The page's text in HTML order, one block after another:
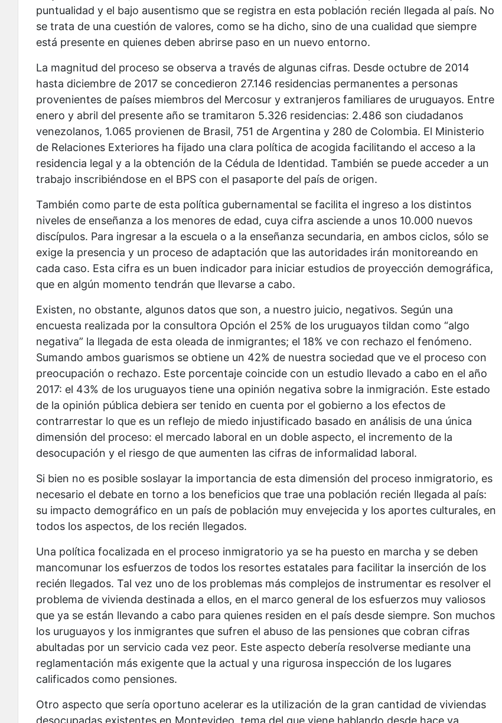
puntualidad y el bajo ausentismo que se registra en esta población recién llegada al país. No
se trata de una cuestión de valores, como se ha dicho, sino de una cualidad que siempre
está presente en quienes deben abrirse paso en un nuevo entorno.
La magnitud del proceso se observa a través de algunas cifras. Desde octubre de 2014
hasta diciembre de 2017 se concedieron 27.146 residencias permanentes a personas
provenientes de países miembros del Mercosur y extranjeros familiares de uruguayos. Entre
enero y abril del presente año se tramitaron 5.326 residencias: 2.486 son ciudadanos
venezolanos, 1.065 provienen de Brasil, 751 de Argentina y 280 de Colombia. El Ministerio
de Relaciones Exteriores ha fijado una clara política de acogida facilitando el acceso a la
residencia legal y a la obtención de la Cédula de Identidad. También se puede acceder a un
trabajo inscribiéndose en el BPS con el pasaporte del país de origen.
También como parte de esta política gubernamental se facilita el ingreso a los distintos
niveles de enseñanza a los menores de edad, cuya cifra asciende a unos 10.000 nuevos
discípulos. Para ingresar a la escuela o a la enseñanza secundaria, en ambos ciclos, sólo se
exige la presencia y un proceso de adaptación que las autoridades irán monitoreando en
cada caso. Esta cifra es un buen indicador para iniciar estudios de proyección demográfica,
que en algún momento tendrán que llevarse a cabo.
Existen, no obstante, algunos datos que son, a nuestro juicio, negativos. Según una
encuesta realizada por la consultora Opción el 25% de los uruguayos tildan como “algo
negativa” la llegada de esta oleada de inmigrantes; el 18% ve con rechazo el fenómeno.
Sumando ambos guarismos se obtiene un 42% de nuestra sociedad que ve el proceso con
preocupación o rechazo. Este porcentaje coincide con un estudio llevado a cabo en el año
2017: el 43% de los uruguayos tiene una opinión negativa sobre la inmigración. Este estado
de la opinión pública debiera ser tenido en cuenta por el gobierno a los efectos de
contrarrestar lo que es un reflejo de miedo injustificado basado en análisis de una única
dimensión del proceso: el mercado laboral en un doble aspecto, el incremento de la
desocupación y el riesgo de que aumenten las cifras de informalidad laboral.
Si bien no es posible soslayar la importancia de esta dimensión del proceso inmigratorio, es
necesario el debate en torno a los beneficios que trae una población recién llegada al país:
su impacto demográfico en un país de población muy envejecida y los aportes culturales, en
todos los aspectos, de los recién llegados.
Una política focalizada en el proceso inmigratorio ya se ha puesto en marcha y se deben
mancomunar los esfuerzos de todos los resortes estatales para facilitar la inserción de los
recién llegados. Tal vez uno de los problemas más complejos de instrumentar es resolver el
problema de vivienda destinada a ellos, en el marco general de los esfuerzos muy valiosos
que ya se están llevando a cabo para quienes residen en el país desde siempre. Son muchos
los uruguayos y los inmigrantes que sufren el abuso de las pensiones que cobran cifras
abultadas por un servicio cada vez peor. Este aspecto debería resolverse mediante una
reglamentación más exigente que la actual y una rigurosa inspección de los lugares
calificados como pensiones.
Otro aspecto que sería oportuno acelerar es la utilización de la gran cantidad de viviendas